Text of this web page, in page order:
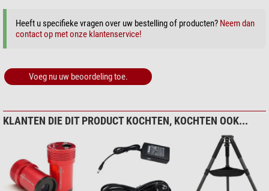
Heeft u specifieke vragen over uw bestelling of producten? Neem dan
contact op met onze klantenservice!
Voeg nu uw beoordeling toe.
KLANTEN DIE DIT PRODUCT KOCHTEN, KOCHTEN OOK...